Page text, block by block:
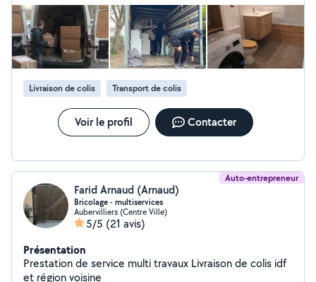
chargement/déchargement. Travail soigné et sérieux,
respect des délais, et prestations couvertes par une
garantie décennale pour votre tranquillité. Devis clair et
personnalisé sur demande.
Livraison de colis Transport de colis
Voir le profil Contacter
Auto-entrepreneur
Farid Arnaud (Arnaud)
Bricolage - multiservices
Aubervilliers (Centre Ville)
5/5 (21 avis)
Présentation
Prestation de service multi travaux Livraison de colis idf
et région voisine